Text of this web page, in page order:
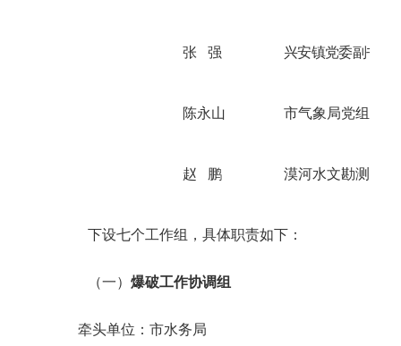
张 强 兴安镇党委副书记
陈永山 市气象局党组书
赵 鹏 漠河水文勘测队
下设七个工作组，具体职责如下：
（一） 爆破工作协调组
牵头单位： 市水务局